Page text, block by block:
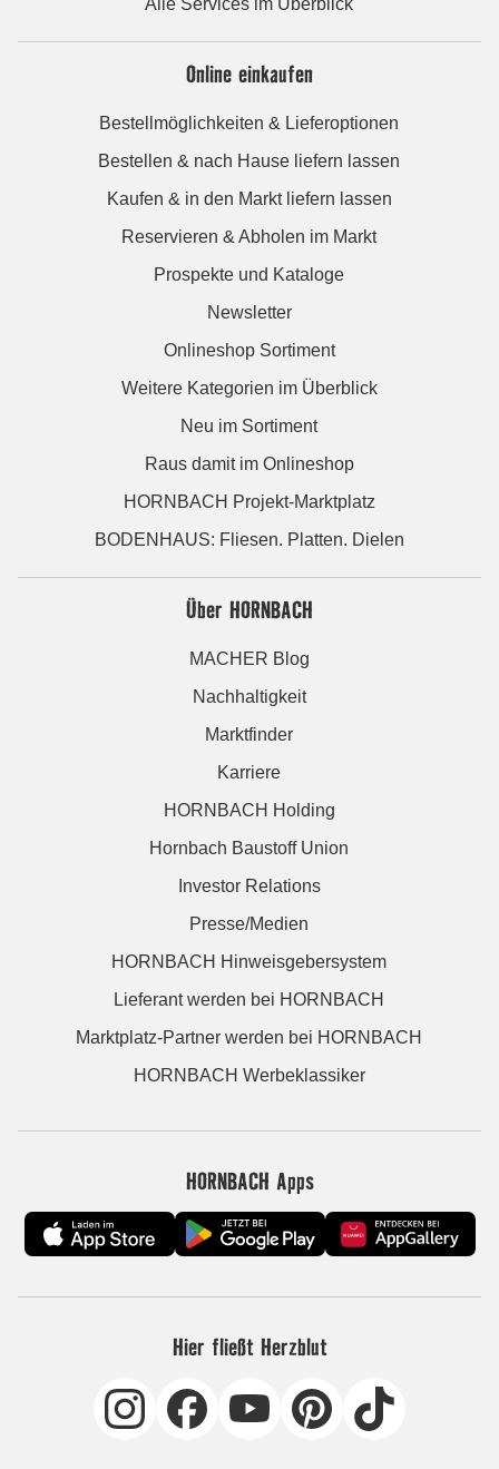
Alle Services im Überblick
Online einkaufen
Bestellmöglichkeiten & Lieferoptionen
Bestellen & nach Hause liefern lassen
Kaufen & in den Markt liefern lassen
Reservieren & Abholen im Markt
Prospekte und Kataloge
Newsletter
Onlineshop Sortiment
Weitere Kategorien im Überblick
Neu im Sortiment
Raus damit im Onlineshop
HORNBACH Projekt-Marktplatz
BODENHAUS: Fliesen. Platten. Dielen
Über HORNBACH
MACHER Blog
Nachhaltigkeit
Marktfinder
Karriere
HORNBACH Holding
Hornbach Baustoff Union
Investor Relations
Presse/Medien
HORNBACH Hinweisgebersystem
Lieferant werden bei HORNBACH
Marktplatz-Partner werden bei HORNBACH
HORNBACH Werbeklassiker
HORNBACH Apps
Hier fließt Herzblut